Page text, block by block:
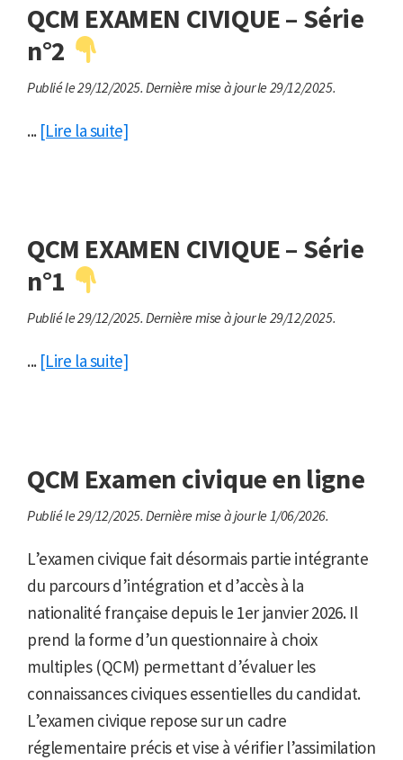
QCM EXAMEN CIVIQUE – Série
n°2
Publié le 29/12/2025. Dernière mise à jour le 29/12/2025.
... [Lire la suite]
QCM EXAMEN CIVIQUE – Série
n°1
Publié le 29/12/2025. Dernière mise à jour le 29/12/2025.
... [Lire la suite]
QCM Examen civique en ligne
Publié le 29/12/2025. Dernière mise à jour le 1/06/2026.
L’examen civique fait désormais partie intégrante
du parcours d’intégration et d’accès à la
nationalité française depuis le 1er janvier 2026. Il
prend la forme d’un questionnaire à choix
multiples (QCM) permettant d’évaluer les
connaissances civiques essentielles du candidat.
L’examen civique repose sur un cadre
réglementaire précis et vise à vérifier l’assimilation